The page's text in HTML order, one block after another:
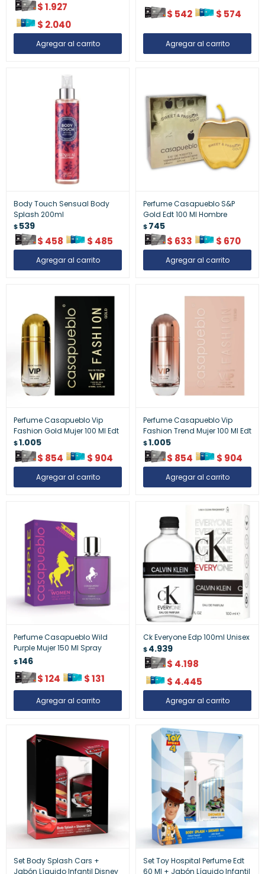
$1.927
$ 2.040
$ 542 $ 574
Body Touch Sensual Body
Splash 200ml
$539
$ 458 $ 485
Perfume Casapueblo S&P
Gold Edt 100 Ml Hombre
$745
$ 633 $ 670
Perfume Casapueblo Vip
Fashion Gold Mujer 100 Ml Edt
$1.005
$ 854 $ 904
Perfume Casapueblo Vip
Fashion Trend Mujer 100 Ml Edt
$1.005
$ 854 $ 904
Perfume Casapueblo Wild
Purple Mujer 150 Ml Spray
$146
$124 $131
Ck Everyone Edp 100ml Unisex
$4.939
$ 4.198
$ 4.445
Set Body Splash Cars +
Jabón Líquido Infantil Disney
Set Toy Hospital Perfume Edt
60 Ml + Jabón Líquido Infantil